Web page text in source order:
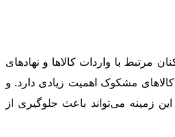
مرتبط با واردات کالاها و نهادهای
مشکوک اهمیت زیادی دارد. و
این زمینه می‌تواند باعث جلوگیری از